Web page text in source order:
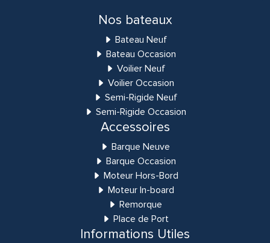
Nos bateaux
Bateau Neuf
Bateau Occasion
Voilier Neuf
Voilier Occasion
Semi-Rigide Neuf
Semi-Rigide Occasion
Accessoires
Barque Neuve
Barque Occasion
Moteur Hors-Bord
Moteur In-board
Remorque
Place de Port
Informations Utiles